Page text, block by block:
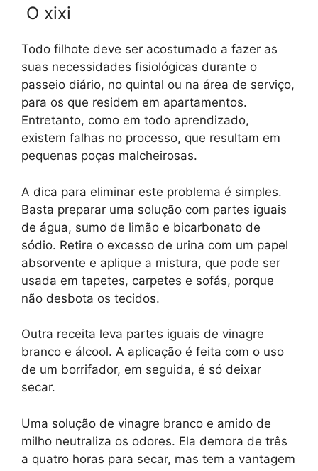
O xixi
Todo filhote deve ser acostumado a fazer as
suas necessidades fisiológicas durante o
passeio diário, no quintal ou na área de serviço,
para os que residem em apartamentos.
Entretanto, como em todo aprendizado,
existem falhas no processo, que resultam em
pequenas poças malcheirosas.
A dica para eliminar este problema é simples.
Basta preparar uma solução com partes iguais
de água, sumo de limão e bicarbonato de
sódio. Retire o excesso de urina com um papel
absorvente e aplique a mistura, que pode ser
usada em tapetes, carpetes e sofás, porque
não desbota os tecidos.
Outra receita leva partes iguais de vinagre
branco e álcool. A aplicação é feita com o uso
de um borrifador, em seguida, é só deixar
secar.
Uma solução de vinagre branco e amido de
milho neutraliza os odores. Ela demora de três
a quatro horas para secar, mas tem a vantagem